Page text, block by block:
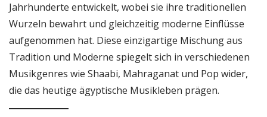
Jahrhunderte entwickelt, wobei sie ihre traditionellen
Wurzeln bewahrt und gleichzeitig moderne Einflüsse
aufgenommen hat. Diese einzigartige Mischung aus
Tradition und Moderne spiegelt sich in verschiedenen
Musikgenres wie Shaabi, Mahraganat und Pop wider,
die das heutige ägyptische Musikleben prägen.